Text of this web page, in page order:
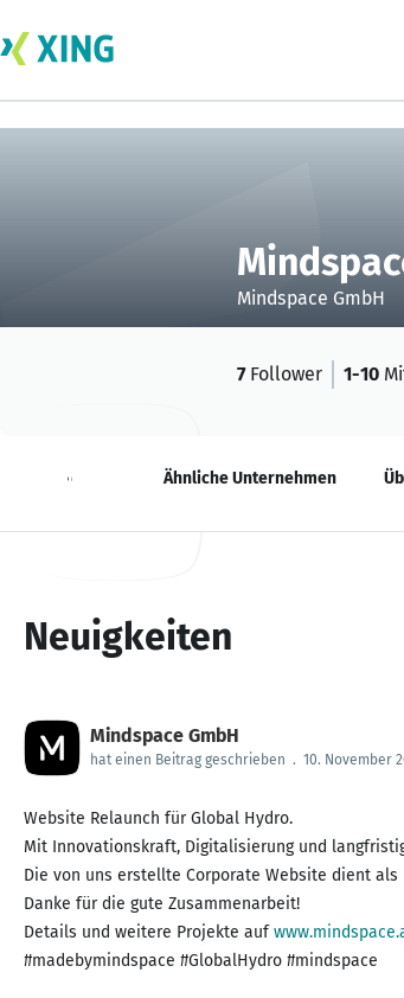
Mindspace GmbH
7Follower 1-10
Neuigkeiten Ähnliche Unternehmen
Neuigkeiten
Mindspace GmbH
hat einen Beitrag geschrieben . 10. November
Website Relaunch für Global Hydro.
Mit Innovationskraft, Digitalisierung und
Die von uns erstellte Corporate Website dient
Danke für die gute Zusammenarbeit!
Details und weitere Projekte auf
#madebymindspace #GlobalHydro #mindspace